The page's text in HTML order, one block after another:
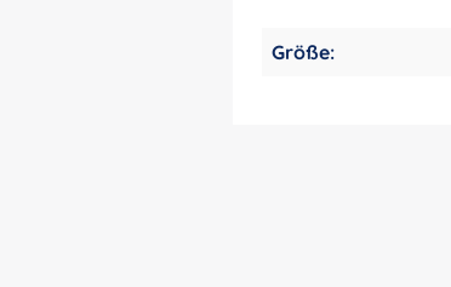
Größe: